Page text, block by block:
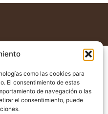
como las cookies para
El consentimiento de estas
de navegación o las
el consentimiento, puede